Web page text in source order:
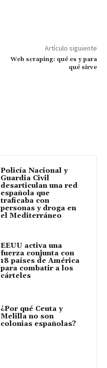
Artículo siguiente
Web scraping: qué es y para
qué sirve
Policía Nacional y
Guardia Civil
desarticulan una red
española que
traficaba con
personas y droga en
el Mediterráneo
EEUU activa una
fuerza conjunta con
18 países de América
para combatir a los
cárteles
¿Por qué Ceuta y
Melilla no son
colonias españolas?